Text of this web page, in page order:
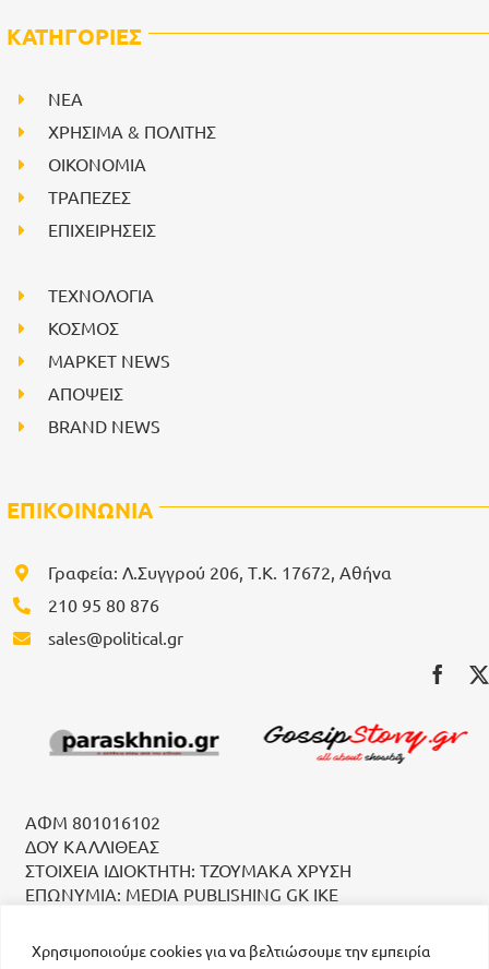
Χρησιμοποιούμε cookies για να βελτιώσουμε την εμπειρία
ΚΑΤΗΓΟΡΙΕΣ
NEA
ΧΡΗΣΙΜΑ & ΠΟΛΙΤΗΣ
ΟΙΚΟΝΟΜΙΑ
ΤΡΑΠΕΖΕΣ
ΕΠΙΧΕΙΡΗΣΕΙΣ
ΤΕΧΝΟΛΟΓΙΑ
ΚΟΣΜΟΣ
ΜΑΡΚΕΤ NEWS
ΑΠΟΨΕΙΣ
BRAND NEWS
ΕΠΙΚΟΙΝΩΝΙΑ
Γραφεία: Λ.Συγγρού 206, Τ.Κ. 17672, Αθήνα
210 95 80 876
sales@political.gr
ΑΦΜ 801016102
ΔΟΥ ΚΑΛΛΙΘΕΑΣ
ΣΤΟΙΧΕΙΑ ΙΔΙΟΚΤΗΤΗ: ΤΖΟΥΜΑΚΑ ΧΡΥΣΗ
ΕΠΩΝΥΜΙΑ: MEDIA PUBLISHING GK IKE